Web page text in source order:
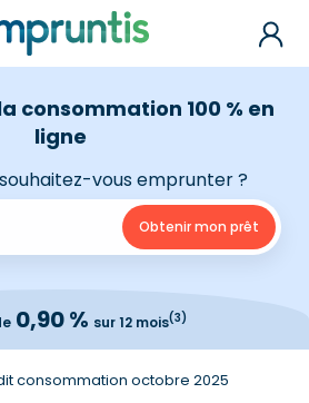
consommation 100 % en
ligne
vous emprunter ?
0,90 % sur 12 mois(3)
consommation octobre 2025